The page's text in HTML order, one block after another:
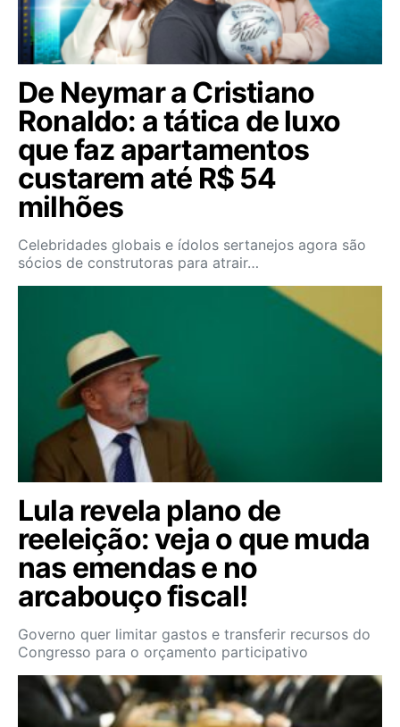
De Neymar a Cristiano
Ronaldo: a tática de luxo
que faz apartamentos
custarem até R$ 54
milhões
Celebridades globais e ídolos sertanejos agora são
sócios de construtoras para atrair…
Lula revela plano de
reeleição: veja o que muda
nas emendas e no
arcabouço fiscal!
Governo quer limitar gastos e transferir recursos do
Congresso para o orçamento participativo